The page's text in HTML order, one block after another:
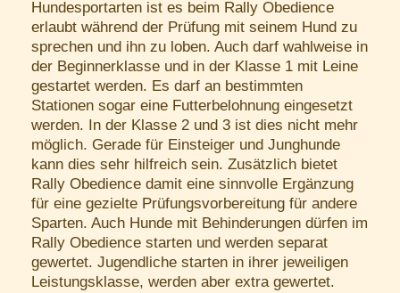
Hundesportarten ist es beim Rally Obedience
erlaubt während der Prüfung mit seinem Hund zu
sprechen und ihn zu loben. Auch darf wahlweise in
der Beginnerklasse und in der Klasse 1 mit Leine
gestartet werden. Es darf an bestimmten
Stationen sogar eine Futterbelohnung eingesetzt
werden. In der Klasse 2 und 3 ist dies nicht mehr
möglich. Gerade für Einsteiger und Junghunde
kann dies sehr hilfreich sein. Zusätzlich bietet
Rally Obedience damit eine sinnvolle Ergänzung
für eine gezielte Prüfungsvorbereitung für andere
Sparten. Auch Hunde mit Behinderungen dürfen im
Rally Obedience starten und werden separat
gewertet. Jugendliche starten in ihrer jeweiligen
Leistungsklasse, werden aber extra gewertet.